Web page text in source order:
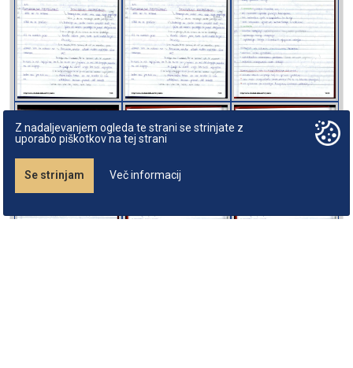
Z nadaljevanjem ogleda te strani se strinjate z
uporabo piškotkov na tej strani
Se strinjam Več informacij